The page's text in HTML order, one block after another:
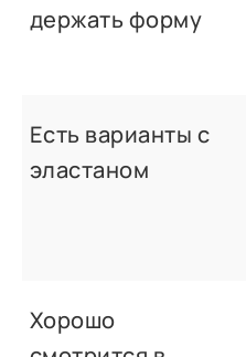
держать форму
Есть варианты с
эластаном
Хорошо